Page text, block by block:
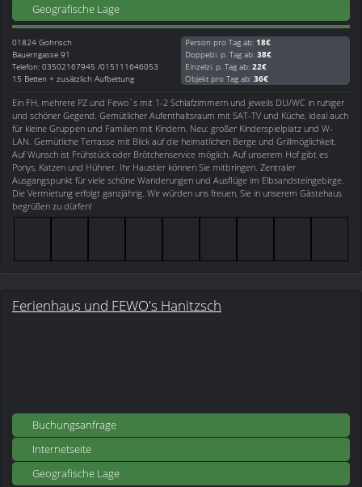
Geografische Lage
01824 Gohrisch
Bauerngasse 91
Telefon: 03502167945 /015111646053
15 Betten + zusätzlich Aufbettung
Person pro Tag ab: 18€
Doppelzi. p. Tag ab: 38€
Einzelzi. p. Tag ab: 22€
Objekt pro Tag ab: 36€
Ein FH, mehrere PZ und Fewo`s mit 1-2 Schlafzimmern und jeweils DU/WC in ruhiger
und schöner Gegend. Gemütlicher Aufenthaltsraum mit SAT-TV und Küche, ideal auch
für kleine Gruppen und Familien mit Kindern. Neu: großer Kinderspielplatz und W-
LAN. Gemütliche Terrasse mit Blick auf die heimatlichen Berge und Grillmöglichkeit.
Auf Wunsch ist Frühstück oder Brötchenservice möglich. Auf unserem Hof gibt es
Ponys, Katzen und Hühner. Ihr Haustier können Sie mitbringen. Zentraler
Ausgangspunkt für viele schöne Wanderungen und Ausflüge im Elbsandsteingebirge.
Die Vermietung erfolgt ganzjährig. Wir würden uns freuen, Sie in unserem Gästehaus
begrüßen zu dürfen!
Ferienhaus und FEWO's Hanitzsch
Buchungsanfrage
Internetseite
Geografische Lage